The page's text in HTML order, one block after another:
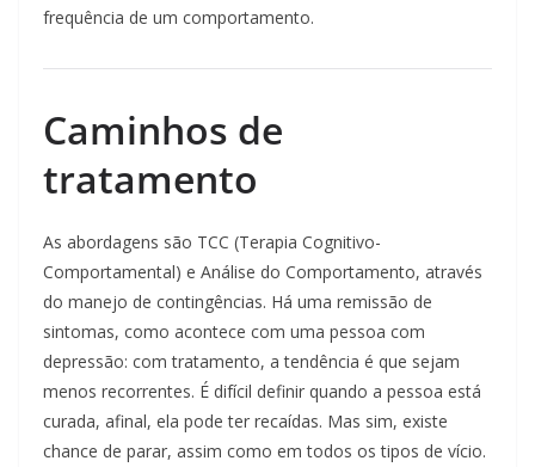
frequência de um comportamento.
Caminhos de
tratamento
As abordagens são TCC (Terapia Cognitivo-
Comportamental) e Análise do Comportamento, através
do manejo de contingências. Há uma remissão de
sintomas, como acontece com uma pessoa com
depressão: com tratamento, a tendência é que sejam
menos recorrentes. É difícil definir quando a pessoa está
curada, afinal, ela pode ter recaídas. Mas sim, existe
chance de parar, assim como em todos os tipos de vício.